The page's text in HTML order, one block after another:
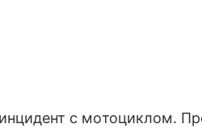
с мотоциклом.